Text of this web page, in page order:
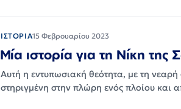
ΙΣΤΟΡΙΑ15 Φεβρουαρίου 2023
Μία ιστορία για τη Νίκη της
Αυτή η εντυπωσιακή θεότητα, με τη
στηριγμένη στην πλώρη ενός πλοίου και